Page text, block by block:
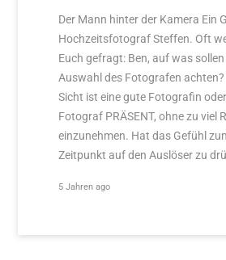
Der Mann hinter der Kamera Ein
Hochzeitsfotograf Steffen. Oft
Euch gefragt: Ben, auf was
Auswahl des Fotografen
Sicht ist eine gute Fotografin
Fotograf PRÄSENT, ohne zu viel
einzunehmen. Hat das Gefühl
Zeitpunkt auf den Auslöser zu
5 Jahren ago